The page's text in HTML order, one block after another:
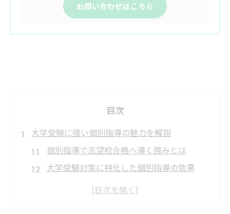
お問い合わせはこちら
目次
大学受験に強い個別指導の魅力を解説
個別指導で志望校合格へ導く強みとは
大学受験対策に特化した個別指導の効果
個別指導が苦手科目克服に役立つ理由